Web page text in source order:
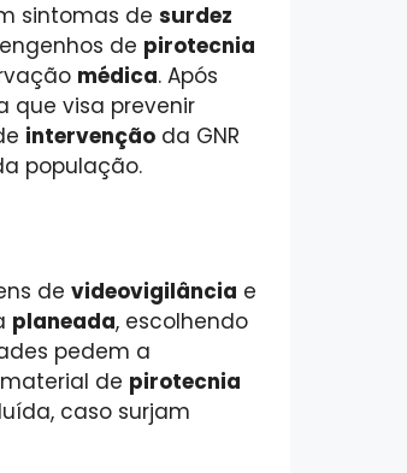
sintomas de surdez
de pirotecnia
médica. Após
que visa prevenir
intervenção da GNR
população.
de videovigilância e
planeada, escolhendo
pedem a
de pirotecnia
caso surjam